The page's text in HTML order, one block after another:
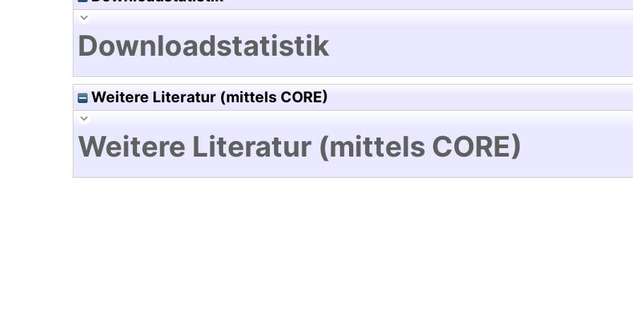
Downloadstatistik
Weitere Literatur (mittels CORE)
Weitere Literatur (mittels CORE)